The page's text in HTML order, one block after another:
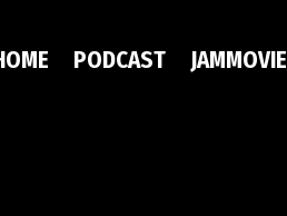
PODCAST JAMMOVIE